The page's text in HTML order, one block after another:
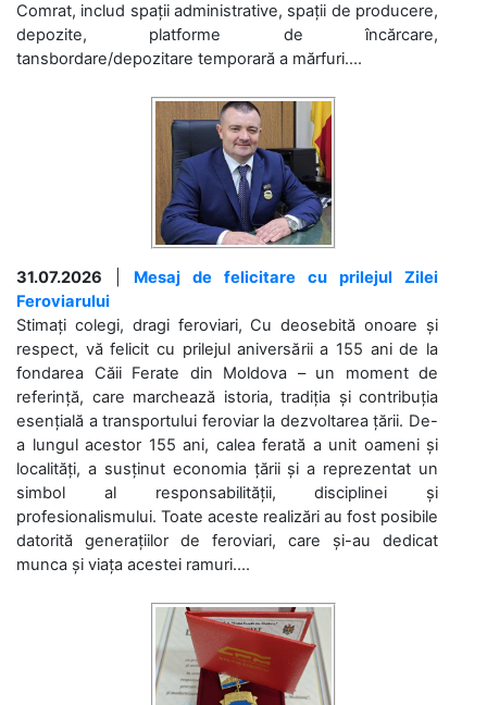
Comrat, includ spații administrative, spații de producere,
depozite, platforme de încărcare,
tansbordare/depozitare temporară a mărfuri....
31.07.2026
Mesaj de felicitare cu prilejul Zilei
Feroviarului
Stimați colegi, dragi feroviari, Cu deosebită onoare și
respect, vă felicit cu prilejul aniversării a 155 ani de la
fondarea Căii Ferate din Moldova – un moment de
referință, care marchează istoria, tradiția și contribuția
esențială a transportului feroviar la dezvoltarea țării. De-
a lungul acestor 155 ani, calea ferată a unit oameni și
localități, a susținut economia țării și a reprezentat un
simbol al responsabilității, disciplinei și
profesionalismului. Toate aceste realizări au fost posibile
datorită generațiilor de feroviari, care și-au dedicat
munca și viața acestei ramuri....